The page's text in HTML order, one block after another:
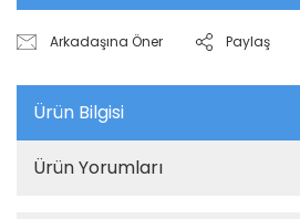
Arkadaşına Öner Paylaş
Ürün Bilgisi
Ürün Yorumları